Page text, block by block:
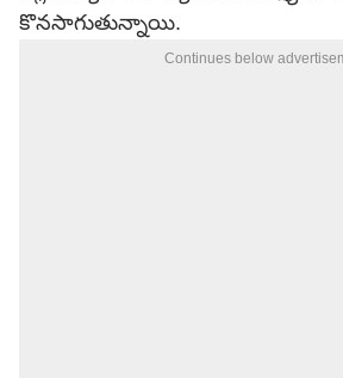
కొనసాగుతున్నాయి.
Continues below